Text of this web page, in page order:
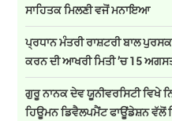
ਸਾਹਿਤਕ ਮਿਲਣੀ ਵਜੋਂ ਮਨਾਇਆ
ਪ੍ਰਧਾਨ ਮੰਤਰੀ ਰਾਸ਼ਟਰੀ ਬਾਲ
ਕਰਨ ਦੀ ਆਖਰੀ ਮਿਤੀ ’ਚ 15
ਗੁਰੂ ਨਾਨਕ ਦੇਵ ਯੂਨੀਵਰਸਿਟੀ ਵਿਖੇ
ਹਿਊਮਨ ਡਿਵੈਲਪਮੈਂਟ ਫਾਊਂਡੇਸ਼ਨ ਵੱਲੋਂ